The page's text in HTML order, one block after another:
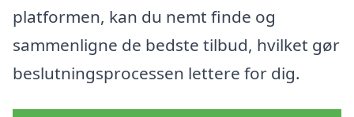
platformen, kan du nemt finde og
sammenligne de bedste tilbud, hvilket gør
beslutningsprocessen lettere for dig.